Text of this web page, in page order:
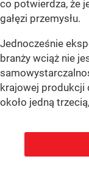
co potwierdza, że
gałęzi przemysłu.
Jednocześnie
branży wciąż nie
krajowej produkcji
około jedną